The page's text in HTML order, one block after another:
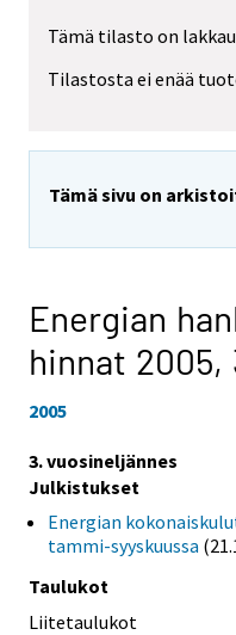
Tämä tilasto on
Tilastosta ei enää
Tämä sivu on
Energian
hinnat 2005,
2005
3. vuosineljännes
Julkistukset
Energian
tammi-syyskuussa
Taulukot
Liitetaulukot